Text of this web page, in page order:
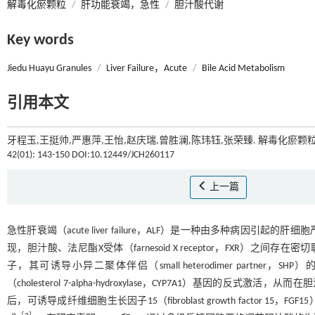
解毒化瘀颗粒 / 肝功能衰竭，急性 / 胆汁酸代谢
Key words
Jiedu Huayu Granules / Liver Failure，Acute / Bile Acid Metabolism
引用本文
牙程玉,王挺帅,严惠萍,王怡,赵庆瑞,曾胜澜,陈玮钰,张荣臻. 解毒化瘀颗
42(01): 143-150 DOI:10.12449/JCH260117
上一篇
急性肝衰竭（acute liver failure，ALF）是一种由多种病因引起的肝细
现，胆汁酸、法尼酯X受体（farnesoid X receptor，FXR）之间存在
子，其可诱导小异二聚体伴侣（small heterodimer partner，SHP
（cholesterol 7-alpha-hydroxylase，CYP7A1）基因的反式激活，从
后，可诱导成纤维细胞生长因子15（fibroblast growth factor 15，